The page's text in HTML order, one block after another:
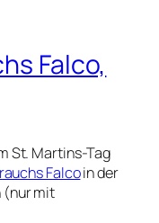
Falco,
St. Martins-Tag
Falcoin der
(nur mit